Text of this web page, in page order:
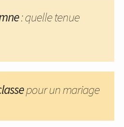
: quelle tenue
pour un mariage